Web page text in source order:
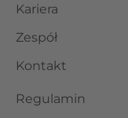
Kariera
Zespół
Kontakt
Regulamin